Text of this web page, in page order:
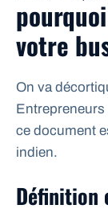
votre
On va
ce document
indien.
Définition